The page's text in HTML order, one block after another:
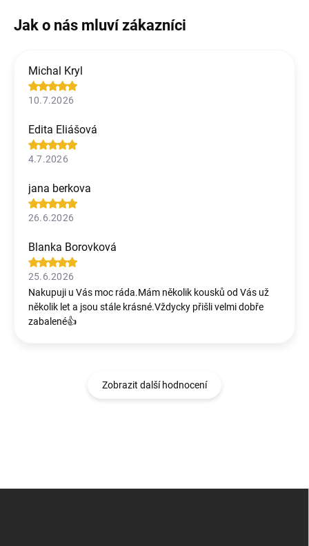
Michal Kryl
10.7.2026
Edita Eliášová
4.7.2026
jana berkova
26.6.2026
Blanka Borovková
25.6.2026
Nakupuji u Vás moc ráda.Mám několik kousků od Vás už
několik let a jsou stále krásné.Vždycky přišli velmi dobře
zabalené👍
Zobrazit další hodnocení